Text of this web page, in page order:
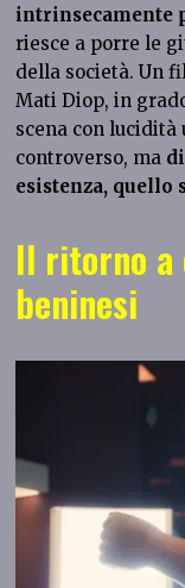
intrinsecamente
riesce a porre le
della società. Un
Mati Diop, in
scena con lucidità
controverso, ma
esistenza, quello
Il ritorno a
beninesi